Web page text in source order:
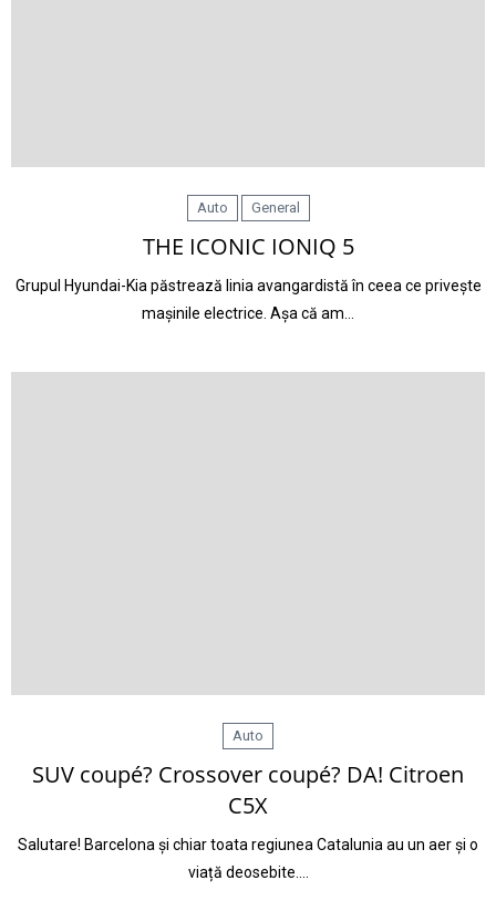
Auto General
THE ICONIC IONIQ 5
Grupul Hyundai-Kia păstrează linia avangardistă în ceea ce privește
mașinile electrice. Așa că am…
Auto
SUV coupé? Crossover coupé? DA! Citroen
C5X
Salutare! Barcelona și chiar toata regiunea Catalunia au un aer și o
viață deosebite.…